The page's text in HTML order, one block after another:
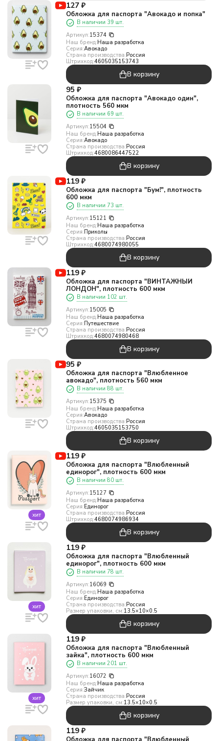
127 ₽
Обложка для паспорта "Авокадо и попка"
В наличии 39 шт.
Артикул:15374
Наш бренд:Наша разработка
Серия:Авокадо
Страна производства:Россия
Штрихкод:4605035153743
В корзину
95 ₽
Обложка для паспорта "Авокадо один",
плотность 560 мкм
В наличии 69 шт.
Артикул:15504
Наш бренд:Наша разработка
Серия:Авокадо
Страна производства:Россия
Штрихкод:4680086447522
В корзину
119 ₽
Обложка для паспорта "Бум!", плотность
600 мкм
В наличии 73 шт.
Артикул:15121
Наш бренд:Наша разработка
Серия:Приколы
Страна производства:Россия
Штрихкод:4680074980055
В корзину
119 ₽
Обложка для паспорта "ВИНТАЖНЫЙ
ЛОНДОН", плотность 600 мкм
В наличии 102 шт.
Артикул:15005
Наш бренд:Наша разработка
Серия:Путешествие
Страна производства:Россия
Штрихкод:4680074980468
В корзину
95 ₽
Обложка для паспорта "Влюбленное
авокадо", плотность 560 мкм
В наличии 88 шт.
Артикул:15375
Наш бренд:Наша разработка
Серия:Авокадо
Страна производства:Россия
Штрихкод:4605035153750
В корзину
хит
119 ₽
Обложка для паспорта "Влюбленный
единорог", плотность 600 мкм
В наличии 80 шт.
Артикул:15127
Наш бренд:Наша разработка
Серия:Единорог
Страна производства:Россия
Штрихкод:4680074986934
В корзину
хит
119 ₽
Обложка для паспорта "Влюбленный
единорог", плотность 600 мкм
В наличии 78 шт.
Артикул:16069
Наш бренд:Наша разработка
Серия:Единорог
Страна производства:Россия
Размер упаковки, см:13.5×10×0.5
В корзину
хит
119 ₽
Обложка для паспорта "Влюбленный
зайка", плотность 600 мкм
В наличии 201 шт.
Артикул:16072
Наш бренд:Наша разработка
Серия:Зайчик
Страна производства:Россия
Размер упаковки, см:13.5×10×0.5
В корзину
119 ₽